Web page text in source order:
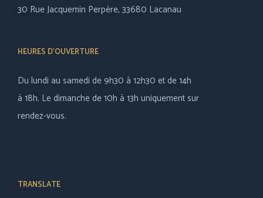
30 Rue Jacquemin Perpère, 33680 Lacanau
HEURES D’OUVERTURE
Du lundi au samedi de 9h30 à 12h30 et de 14h
à 18h. Le dimanche de 10h à 13h uniquement sur
rendez-vous.
TRANSLATE